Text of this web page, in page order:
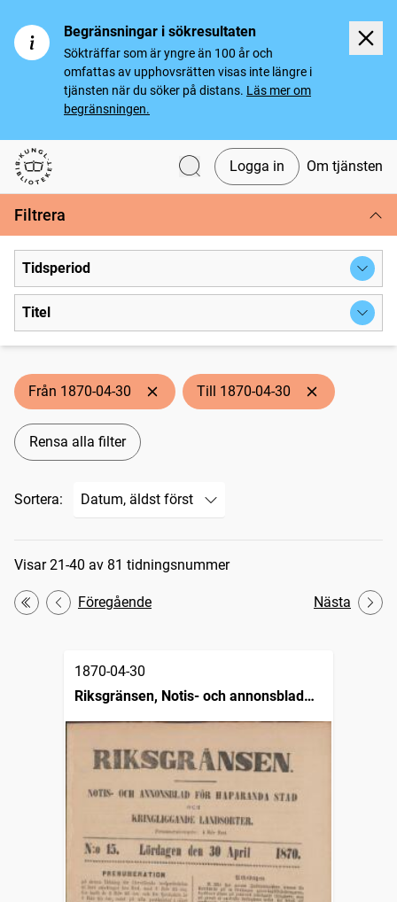
Begränsningar i sökresultaten
Sökträffar som är yngre än 100 år och
omfattas av upphovsrätten visas inte längre i
tjänsten när du söker på distans. Läs mer om
begränsningen.
Svenska tidningar
Logga in Om tjänsten
Filtrera
Tidsperiod
Titel
Från 1870-04-30 Till 1870-04-30
Rensa alla filter
Sortera:
Sökresultat
Visar 21-40 av 81 tidningsnummer
Första
Föregående Nästa
1870-04-30
Riksgränsen, Notis- och annonsblad
för Haparanda stad och kringliggande